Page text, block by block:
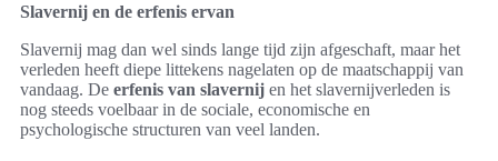
Slavernij en de erfenis ervan
Slavernij mag dan wel sinds lange tijd zijn afgeschaft, maar het
verleden heeft diepe littekens nagelaten op de maatschappij van
vandaag. De erfenis van slavernij en het slavernijverleden is
nog steeds voelbaar in de sociale, economische en
psychologische structuren van veel landen.